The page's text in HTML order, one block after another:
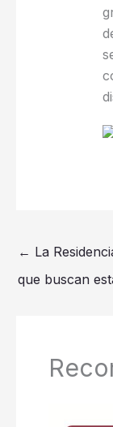
← La
que buscan